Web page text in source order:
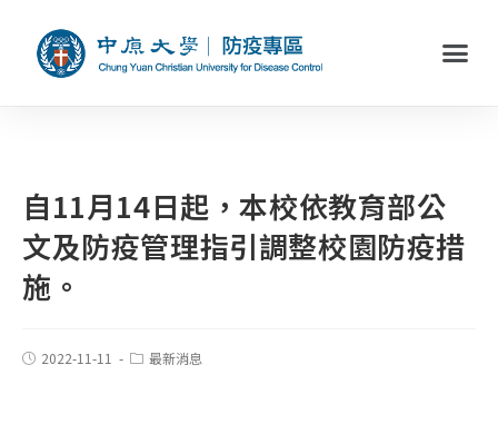
自11月14日起，本校依教育部公
文及防疫管理指引調整校園防疫措
施。
2022-11-11 最新消息